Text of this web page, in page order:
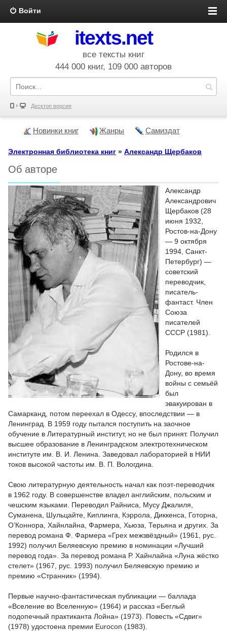
Войти
itexts.net
все тексты книг
444 000 книг, 109 000 авторов
Десктоп версия
Новинки книг Жанры Самиздат
Электронная библиотека книг » Александр Щербаков
Об авторе
Александр
Александрович
Щербаков (28
июня 1932,
Ростов-на-Дону
— 9 октября
1994, Санкт-
Петербург) —
советский
переводчик,
писатель-
фантаст. Член
Союза
писателей
СССР (1981).
Родился в
Ростове-на-
Дону, во время
войны с семьёй
был
эвакуирован в
Самарканд, потом переехал в Одессу, впоследствии — в
Ленинград. В 1959 году пытался поступить на заочное
обучение в Литературный институт, но не был принят. Получил
высшее образование в Ленинградском электротехническом
институте им. В. И. Ленина. Заведовал лабораторией в НИИ
токов высокой частоты им. В. П. Вологдина.
Свою литературную деятельность начал как поэт-переводчик
в 1962 году. В совершенстве владел английским, польским и
чешским языками. Переводил Райниса, Мусу Джалиля,
Суманена, Шульцайте, Киплинга, Кэррола, Диккенса, Готорна,
О’Коннора, Хайнлайна, Фармера, Хьюза, Терьяна и других. За
перевод романа Ф. Фармера «Грех межзвёздный» (1961, рус.
1992) получил Беляевскую премию в номинации «Лучший
перевод года». За перевод романа Р. Хайнлайна «Луна жёстко
стелет» (1967, рус. 1993) получил Беляевскую премию и
премию «Странник» (1994).
Первые научно-фантастическая публикации — баллада
«Вселение во Вселенную» (1964) и рассказ «Беглый
подопечный практиканта Лойна» (1973). Повесть «Сдвиг»
(1978) удостоена премии Eurocon (1983).